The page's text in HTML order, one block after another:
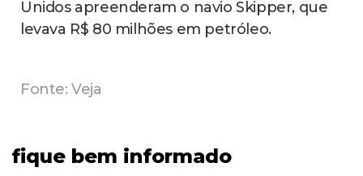
Unidos apreenderam o navio Skipper, que
levava R$ 80 milhões em petróleo.
Fonte: Veja
fique bem informado